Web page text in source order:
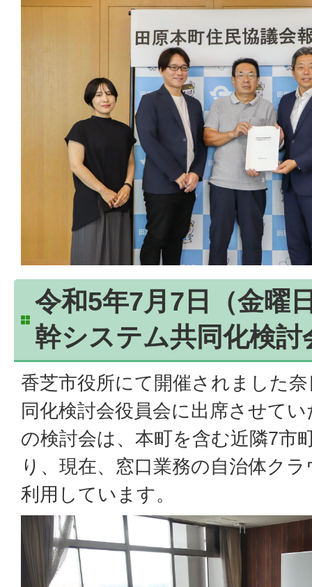
令和5年7月7日（金曜
幹システム共同化検討
香芝市役所にて開催されました
同化検討会役員会に出席させて
の検討会は、本町を含む近隣7市
り、現在、窓口業務の自治体ク
利用しています。